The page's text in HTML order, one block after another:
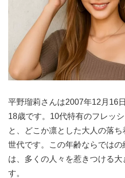
平野瑠莉さんは2007年12月16
18歳です。10代特有のフレッ
と、どこか凛とした大人の落
世代です。この年齢ならでは
は、多くの人々を惹きつける大
す。